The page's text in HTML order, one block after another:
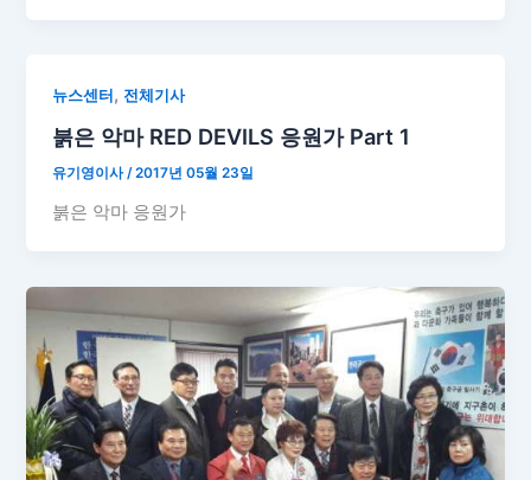
뉴스센터 , 전체기사
붉은 악마 RED DEVILS 응원가 Part 1
유기영이사 /2017년 05월 23일
붉은 악마 응원가